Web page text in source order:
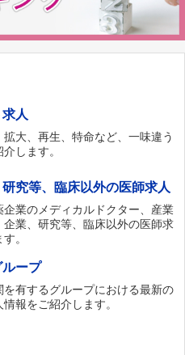
人
拡大、再生、特命など、一味違う
します。
究等、臨床以外の医師求人
企業のメディカルドクター、産業
企業、研究等、臨床以外の医師求
。
ープ
を有するグループにおける最新の
報をご紹介します。